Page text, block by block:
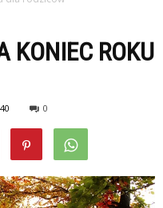
KONIEC ROKU
0